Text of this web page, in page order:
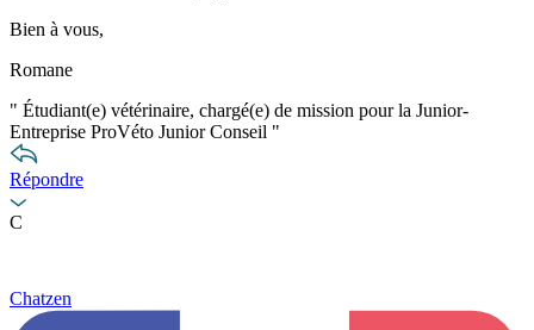
Bien à vous,
Romane
" Étudiant(e) vétérinaire, chargé(e) de mission pour la Junior-
Entreprise ProVéto Junior Conseil "
Répondre
C
Chatzen